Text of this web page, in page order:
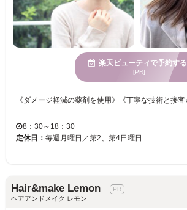
楽天ビューティで予約する
[PR]
8：30～18：30
定休日： 毎週月曜日／第2、第4日曜日
Hair&make Lemon
ヘアアンドメイク レモン